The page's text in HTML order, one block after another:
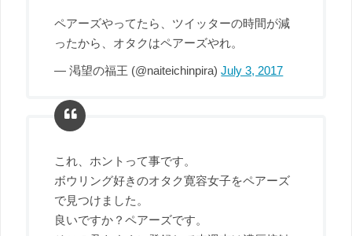
ペアーズやってたら、ツイッターの時間が減
ったから、オタクはペアーズやれ。
— 渇望の福王 (@naiteichinpira)July 3, 2017
これ、ホントって事です。
ボウリング好きのオタク寛容女子をペアーズ
で見つけました。
良いですか？ペアーズです。